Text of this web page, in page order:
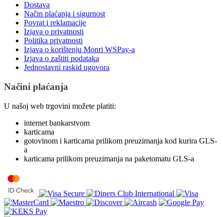
Dostava
Način plaćanja i sigurnost
Povrat i reklamacije
Izjava o privatnosti
Politika privatnosti
Izjava o korištenju Monri WSPay-a
Izjava o zaštiti podataka
Jednostavni raskid ugovora
Načini plaćanja
U našoj web trgovini možete platiti:
internet bankarstvom
karticama
gotovinom i karticama prilikom preuzimanja kod kurira GLS-
a
karticama prilikom preuzimanja na paketomatu GLS-a